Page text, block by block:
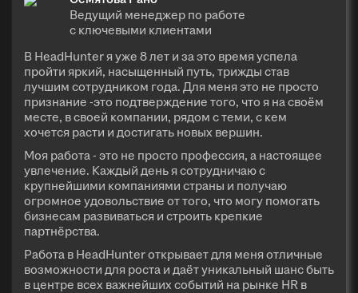
Ведущий менеджер по работе
с ключевыми клиентами
В HeadHunter я уже 8 лет и за это время успела
пройти яркий, насыщенный путь, трижды став
лучшим сотрудником года. Для меня это не просто
признание -это подтверждение того, что я на своём
месте, в своей компании, рядом с теми, с кем
хочется расти и достигать новых вершин.
Моя работа - это не просто профессия, а настоящее
увлечение. Каждый день я сотрудничаю с
крупнейшими компаниями страны и получаю
огромное удовольствие от того, что могу помогать
бизнесам развиваться и строить крепкие
партнёрства.
Работа в HeadHunter открывает для меня отличные
возможности для роста и даёт уникальный шанс быть
в центре всех важнейших событий на рынке HR в